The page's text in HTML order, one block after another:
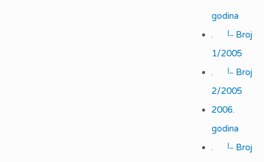
godina
.
|_ Broj
1/2005
.
|_ Broj
2/2005
2006.
godina
.
|_ Broj